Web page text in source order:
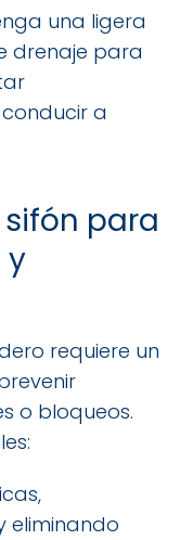
una ligera
drenaje para
a
para
y
requiere un
o bloqueos.
eliminando